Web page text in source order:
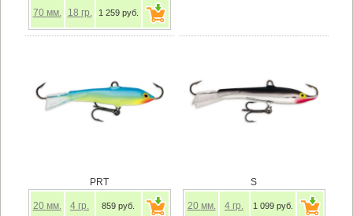
70 мм. 18 гр. 1 259 руб.
PRT
20 мм. 4 гр. 859 руб.
S
20 мм. 4 гр. 1 099 руб.